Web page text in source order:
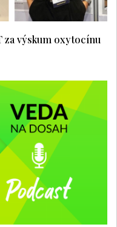
za výskum oxytocínu